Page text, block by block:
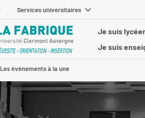
Services universitaires
Je suis
Je suis
Les événements à la une